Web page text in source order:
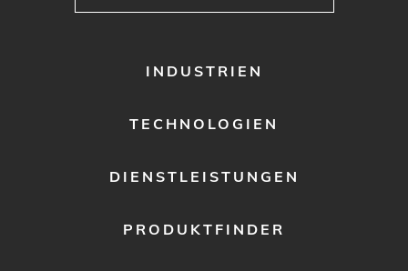
INDUSTRIEN
TECHNOLOGIEN
DIENSTLEISTUNGEN
PRODUKTFINDER